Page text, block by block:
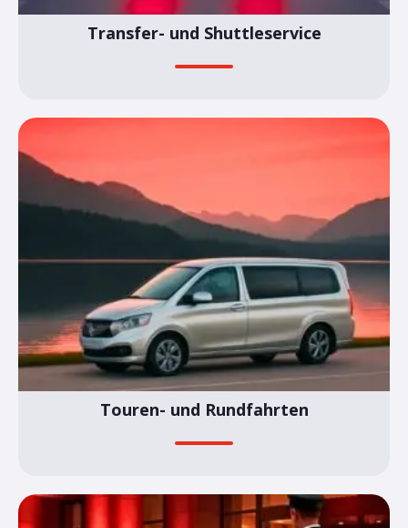
Transfer- und Shuttleservice
Touren- und Rundfahrten